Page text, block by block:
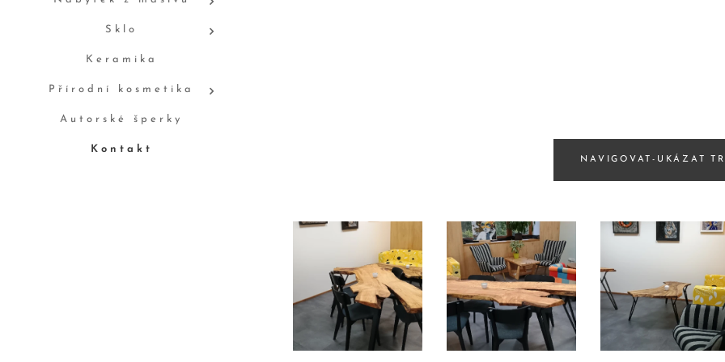
Sklo
Keramika
Přírodní kosmetika
Autorské šperky
Kontakt
NAVIGOVAT-UKÁZAT